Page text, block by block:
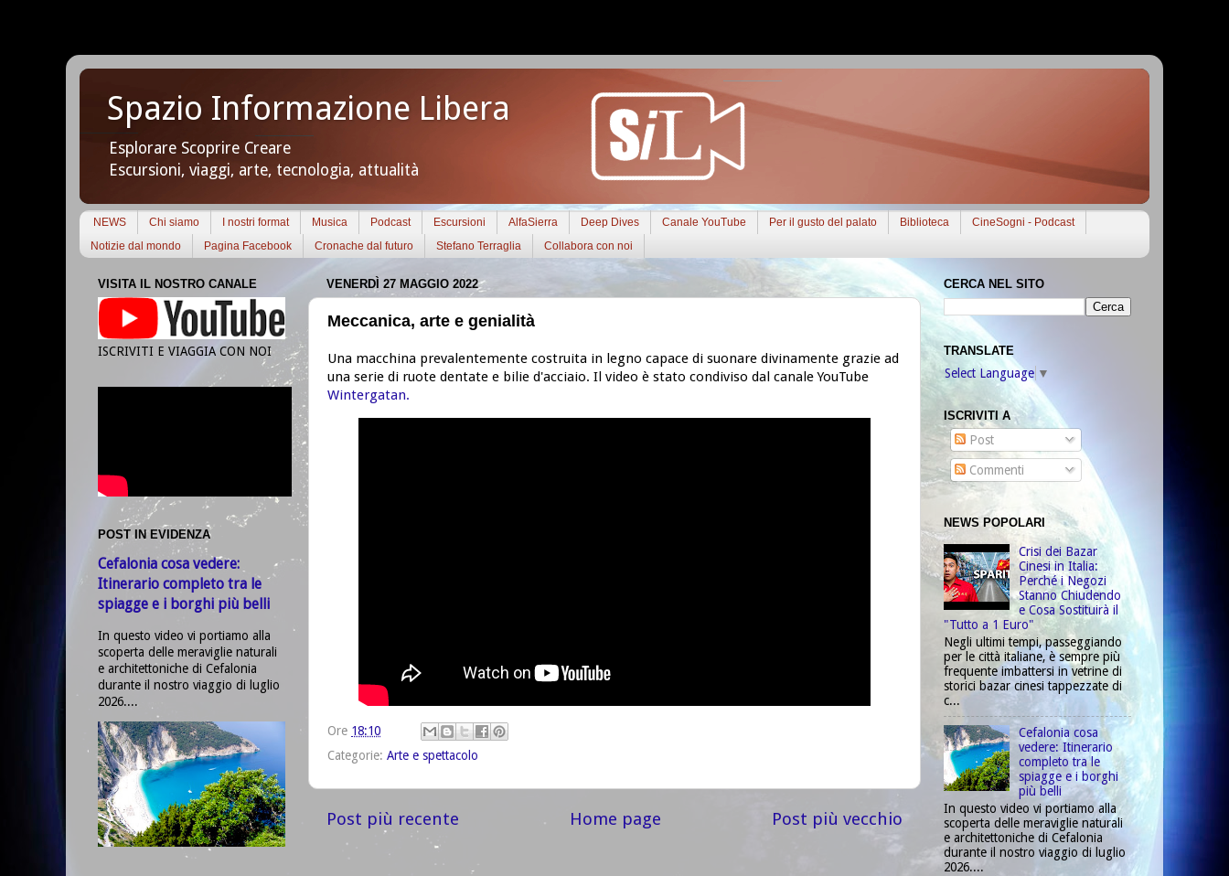
Spazio Informazione Libera
Esplorare Scoprire Creare
Escursioni, viaggi, arte, tecnologia, attualità
NEWS Chi siamo I nostri format Musica Podcast Escursioni AlfaSierra Deep Dives Canale YouTube Per il gusto del palato Biblioteca
CineSogni - Podcast
Notizie dal mondo
Pagina Facebook Cronache dal futuro Stefano Terraglia Collabora con noi
VENERDÌ 27 MAGGIO 2022
Meccanica, arte e genialità
Una macchina prevalentemente costruita in legno capace di suonare divinamente grazie ad
una serie di ruote dentate e bilie d'acciaio. Il video è stato condiviso dal canale YouTube
Wintergatan.
Ore 18:10
Categorie: Arte e spettacolo
Post più recente Post più vecchio
Home page
VISITA IL NOSTRO CANALE
ISCRIVITI E VIAGGIA CON NOI
POST IN EVIDENZA
Cefalonia cosa vedere:
Itinerario completo tra le
spiagge e i borghi più belli
In questo video vi portiamo alla
scoperta delle meraviglie naturali
e architettoniche di Cefalonia
durante il nostro viaggio di luglio
2026....
CERCA NEL SITO
TRANSLATE
Select Language ▼
ISCRIVITI A
Post
Commenti
NEWS POPOLARI
Crisi dei Bazar
Cinesi in Italia:
Perché i Negozi
Stanno Chiudendo
e Cosa Sostituirà il
"Tutto a 1 Euro"
Negli ultimi tempi, passeggiando
per le città italiane, è sempre più
frequente imbattersi in vetrine di
storici bazar cinesi tappezzate di
c...
Cefalonia cosa
vedere: Itinerario
completo tra le
spiagge e i borghi
più belli
In questo video vi portiamo alla
scoperta delle meraviglie naturali
e architettoniche di Cefalonia
durante il nostro viaggio di luglio
2026....